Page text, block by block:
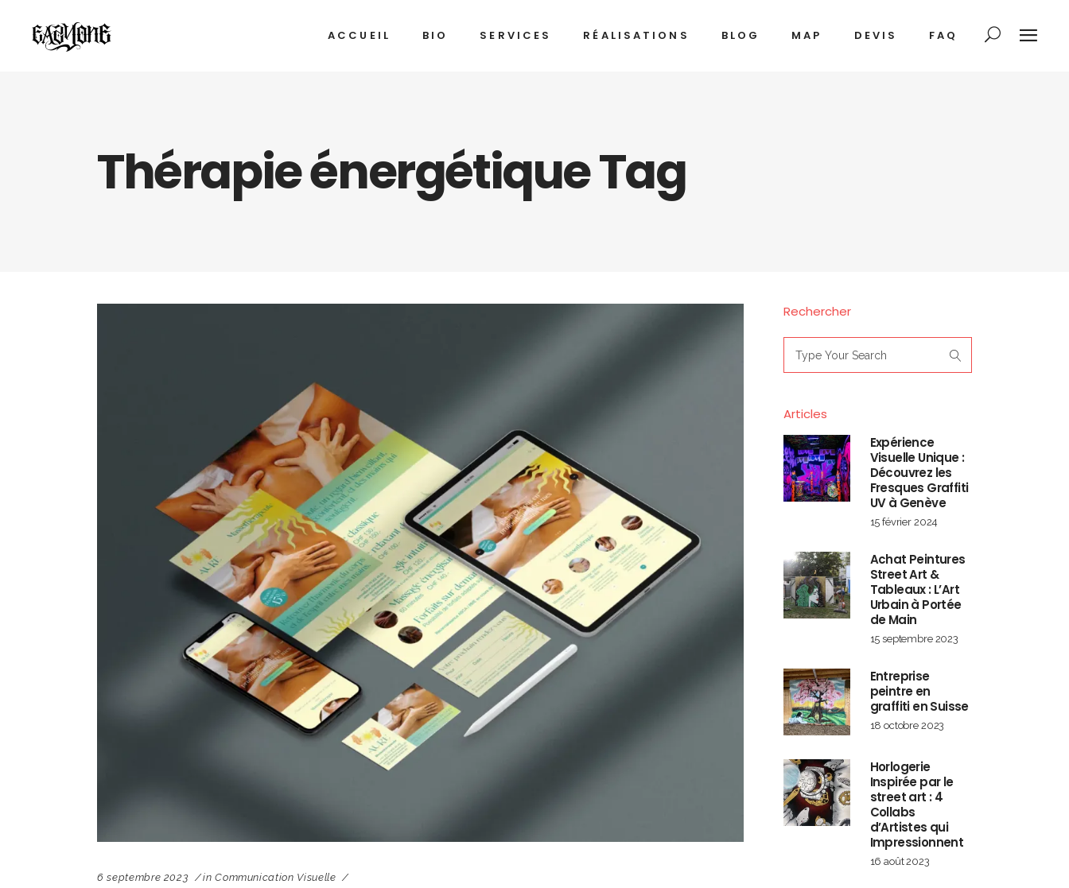
ACCUEIL BIO SERVICES RÉALISATIONS BLOG MAP DEVIS FAQ
Thérapie énergétique Tag
6 septembre 2023 in Communication Visuelle
Rechercher
for:
Articles
Expérience
Visuelle Unique :
Découvrez les
Fresques Graffiti
UV à Genève
15 février 2024
Achat Peintures
Street Art &
Tableaux : L’Art
Urbain à Portée
de Main
15 septembre 2023
Entreprise
peintre en
graffiti en Suisse
18 octobre 2023
Horlogerie
Inspirée par le
street art : 4
Collabs
d’Artistes qui
Impressionnent
16 août 2023